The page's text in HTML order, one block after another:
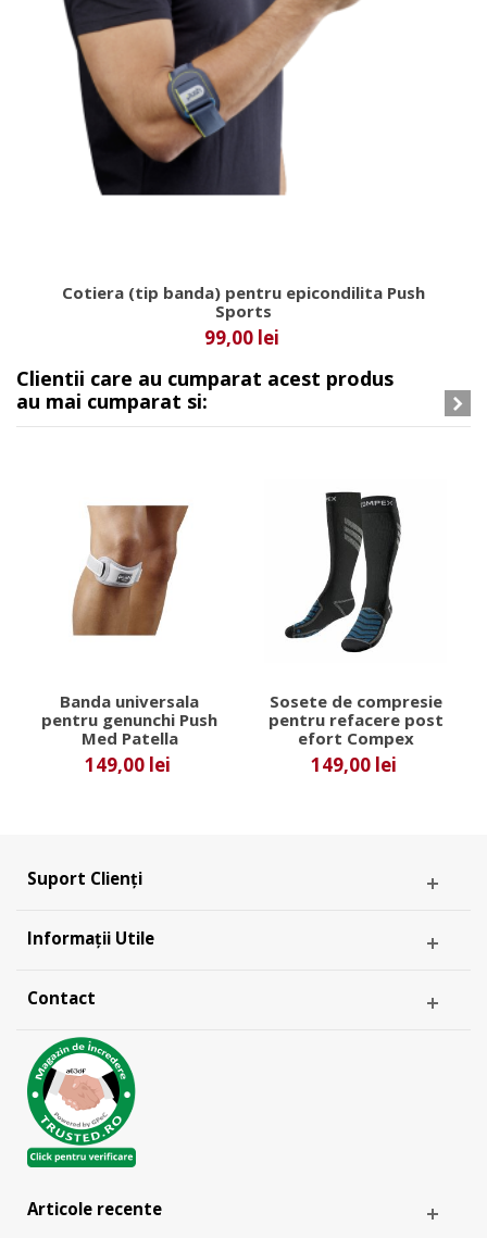
Cotiera (tip banda) pentru epicondilita Push
Sports
99,00 lei
Clientii care au cumparat acest produs
au mai cumparat si:
Banda universala
pentru genunchi Push
Med Patella
149,00 lei
Sosete de compresie
pentru refacere post
efort Compex
149,00 lei
Suport Clienți
Informații Utile
Contact
Articole recente